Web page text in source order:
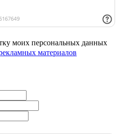
моих персональных данных
материалов